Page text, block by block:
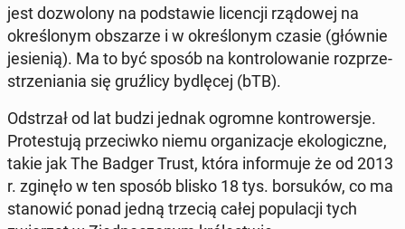
jest do­zwo­lo­ny na pod­sta­wie li­cen­cji rzą­do­wej na
okre­ślo­nym ob­sza­rze i w okre­ślo­nym czasie (głównie
je­sie­nią). Ma to być sposób na kon­tro­lo­wa­nie roz­prze­
strze­nia­nia się gruź­li­cy by­dlę­cej (bTB).
Od­strzał od lat budzi jednak ogromne kon­tro­wer­sje.
Pro­te­stu­ją prze­ciw­ko niemu or­ga­ni­za­cje eko­lo­gicz­ne,
takie jak The Badger Trust, która in­for­mu­je że od 2013
r. zginęło w ten sposób blisko 18 tys. bor­su­ków, co ma
sta­no­wić ponad jedną trzecią całej po­pu­la­cji tych